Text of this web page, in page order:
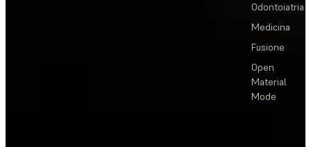
Odontoiatria
Medicina
Fusione
Open
Material
Mode